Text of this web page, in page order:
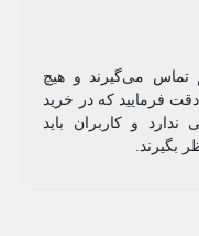
تماس می‌گیرند و هیچ
فرمایید که در خرید
و کاربران باید
بگیرند.